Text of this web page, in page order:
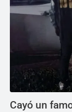
Cayó un